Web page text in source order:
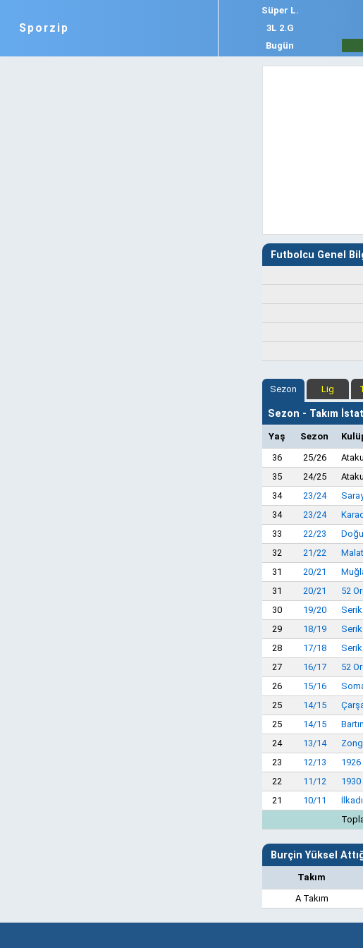
Sporzip
Süper L.
3L 2.G
Bugün
Futbolcu Genel
Sezon Lig
Sezon - Takım
Yaş Sezon
36
25/26
35
24/25
34
23/24
34
23/24
33
22/23
32
21/22
31
20/21
31
20/21 52
30
19/20
29
18/19
28
17/18
27
16/17 52
26
15/16
25
14/15
25
14/15
24
13/14
23
12/13
22
11/12
21
10/11
Burçin Yüksel
Takım
A Takım